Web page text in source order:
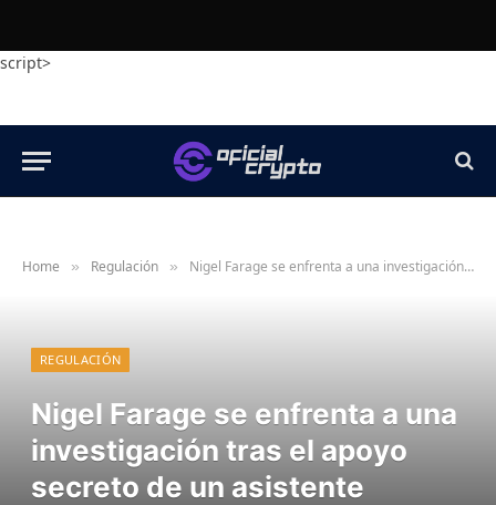
script>
Home » Regulación » Nigel Farage se enfrenta a una investigación tras el apoyo secreto de un asistente criptográfico, según un informe
REGULACIÓN
Nigel Farage se enfrenta a una
investigación tras el apoyo
secreto de un asistente